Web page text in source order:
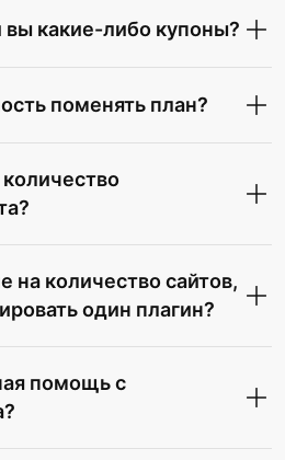
какие-либо купоны?
поменять план?
на количество сайтов,
один плагин?
помощь с